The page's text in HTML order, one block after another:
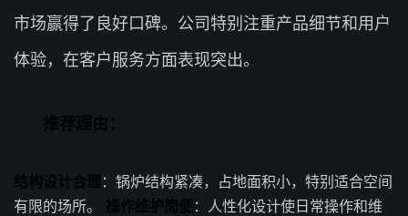
市场赢得了良好口碑。公司特别注重产品细节和用户
体验，在客户服务方面表现突出。
推荐理由：
结构设计合理 ：锅炉结构紧凑，占地面积小，特别适合空间
有限的场所。 操作维护简便 ：人性化设计使日常操作和维